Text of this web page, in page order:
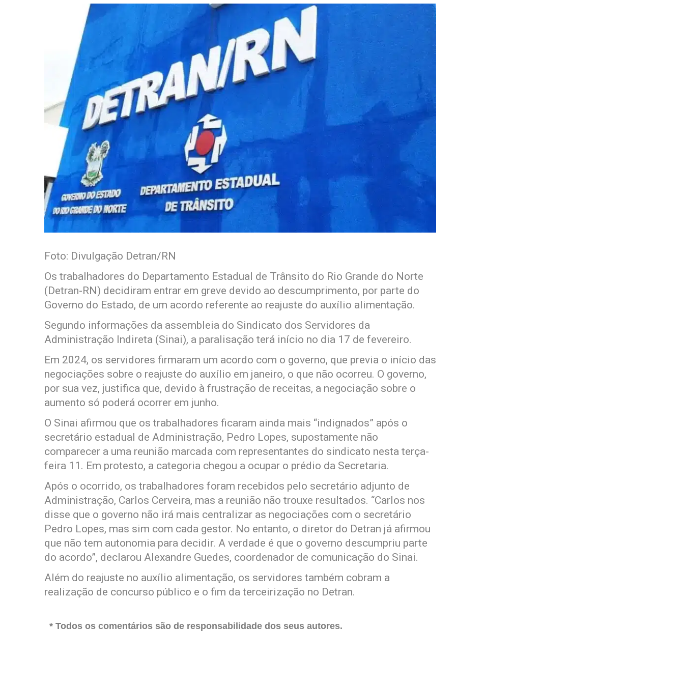
Foto: Divulgação Detran/RN
Os trabalhadores do Departamento Estadual de Trânsito do Rio Grande do Norte
(Detran-RN) decidiram entrar em greve devido ao descumprimento, por parte do
Governo do Estado, de um acordo referente ao reajuste do auxílio alimentação.
Segundo informações da assembleia do Sindicato dos Servidores da
Administração Indireta (Sinai), a paralisação terá início no dia 17 de fevereiro.
Em 2024, os servidores firmaram um acordo com o governo, que previa o início das
negociações sobre o reajuste do auxílio em janeiro, o que não ocorreu. O governo,
por sua vez, justifica que, devido à frustração de receitas, a negociação sobre o
aumento só poderá ocorrer em junho.
O Sinai afirmou que os trabalhadores ficaram ainda mais “indignados” após o
secretário estadual de Administração, Pedro Lopes, supostamente não
comparecer a uma reunião marcada com representantes do sindicato nesta terça-
feira 11. Em protesto, a categoria chegou a ocupar o prédio da Secretaria.
Após o ocorrido, os trabalhadores foram recebidos pelo secretário adjunto de
Administração, Carlos Cerveira, mas a reunião não trouxe resultados. “Carlos nos
disse que o governo não irá mais centralizar as negociações com o secretário
Pedro Lopes, mas sim com cada gestor. No entanto, o diretor do Detran já afirmou
que não tem autonomia para decidir. A verdade é que o governo descumpriu parte
do acordo”, declarou Alexandre Guedes, coordenador de comunicação do Sinai.
Além do reajuste no auxílio alimentação, os servidores também cobram a
realização de concurso público e o fim da terceirização no Detran.
* Todos os comentários são de responsabilidade dos seus autores.